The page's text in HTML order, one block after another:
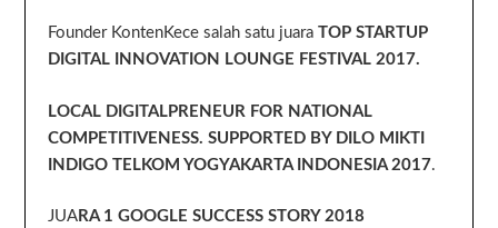
Founder KontenKece salah satu juaraTOP STARTUP
DIGITAL INNOVATION LOUNGE FESTIVAL 2017.
LOCAL DIGITALPRENEUR FOR NATIONAL
COMPETITIVENESS. SUPPORTED BY DILO MIKTI
INDIGO TELKOM YOGYAKARTA INDONESIA 2017.
JUA RA 1 GOOGLE SUCCESS STORY 2018